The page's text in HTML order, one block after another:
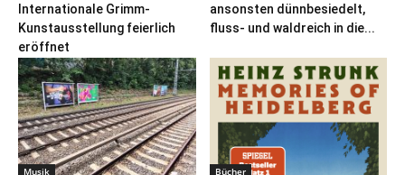
Internationale Grimm-
Kunstausstellung feierlich
eröffnet
ansonsten dünnbesiedelt,
fluss- und waldreich in die...
Musik Bücher